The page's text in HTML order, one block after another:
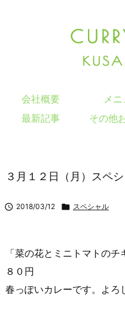
会社概要 メ
最新記事
その他
３月１２日（月）スペ
 2018/03/12  スペシャル
「菜の花とミニトマトの
８０円
春っぽいカレーです。よろ